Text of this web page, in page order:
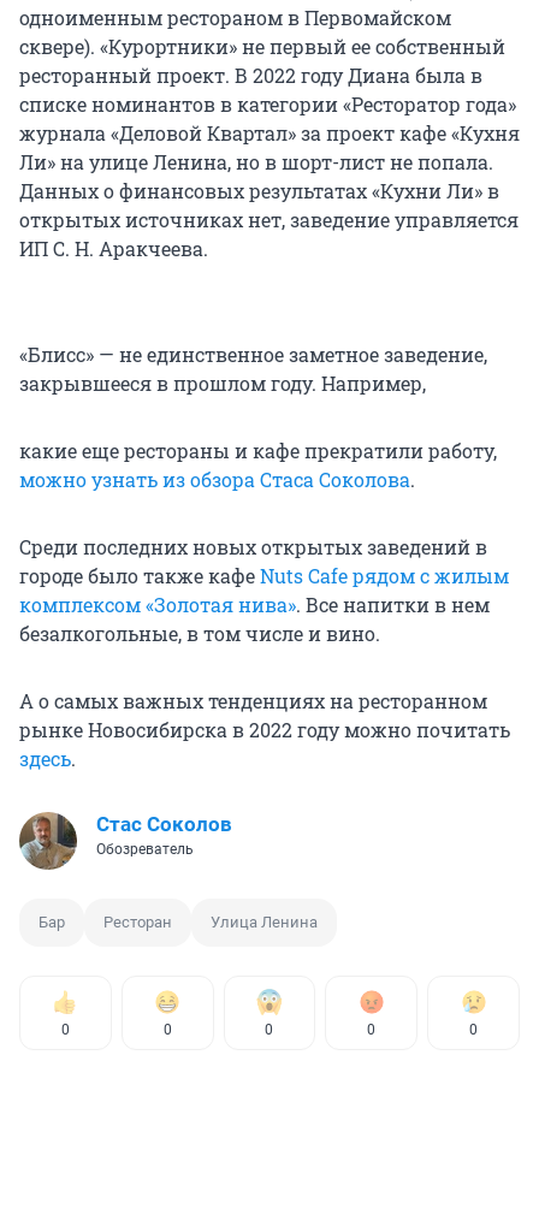
одноименным рестораном в Первомайском
сквере). «Курортники» не первый ее собственный
ресторанный проект. В 2022 году Диана была в
списке номинантов в категории «Ресторатор года»
журнала «Деловой Квартал» за проект кафе «Кухня
Ли» на улице Ленина, но в шорт-лист не попала.
Данных о финансовых результатах «Кухни Ли» в
открытых источниках нет, заведение управляется
ИП С. Н. Аракчеева.
«Блисс» — не единственное заметное заведение,
закрывшееся в прошлом году. Например,
какие еще рестораны и кафе прекратили работу,
можно узнать из обзора Стаса Соколова.
Среди последних новых открытых заведений в
городе было также кафеNuts Cafe рядом с жилым
комплексом «Золотая нива». Все напитки в нем
безалкогольные, в том числе и вино.
А о самых важных тенденциях на ресторанном
рынке Новосибирска в 2022 году можно почитать
здесь.
Стас Соколов
Обозреватель
Бар Ресторан Улица Ленина
0 0 0 0 0